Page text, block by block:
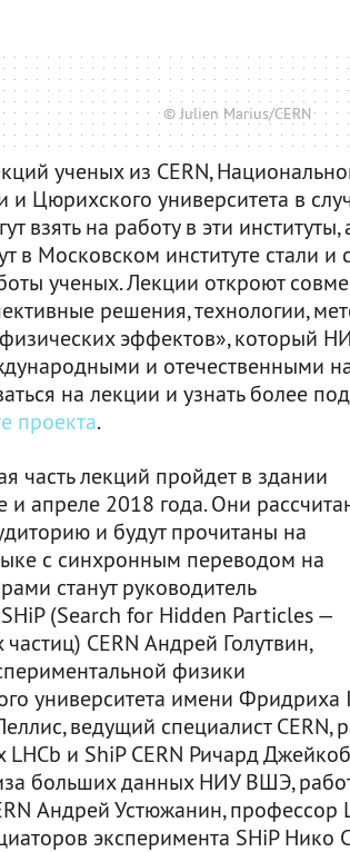
© Julien Marius/CERN
ученых из CERN,
и Цюрихского университета в
взять на работу в эти
в Московском институте стали и
ученых. Лекции откроют
решения, технологии,
эффектов», который
и отечественными
на лекции и узнать более
проекта.
часть лекций пройдет в здании
апреле 2018 года. Они
и будут прочитаны на
с синхронным переводом на
станут руководитель
(Search for Hidden Particles —
CERN Андрей Голутвин,
физики
университета имени Фридриха
ведущий специалист CERN,
LHCb и ShiP CERN Ричард
больших данных НИУ ВШЭ,
Андрей Устюжанин, профессор
эксперимента SHiP Нико